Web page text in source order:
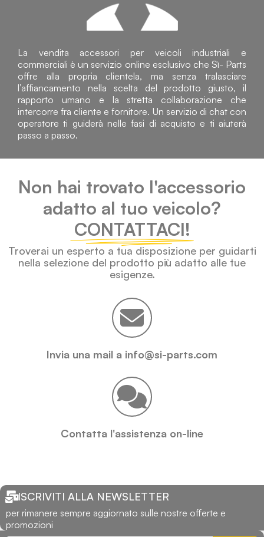
La vendita accessori per veicoli industriali e
commerciali è un servizio online esclusivo che Sì- Parts
offre alla propria clientela, ma senza tralasciare
l’affiancamento nella scelta del prodotto giusto, il
rapporto umano e la stretta collaborazione che
intercorre fra cliente e fornitore. Un servizio di chat con
operatore ti guiderà nelle fasi di acquisto e ti aiuterà
passo a passo.
Non hai trovato l'accessorio
adatto al tuo veicolo?
CONTATTACI!
Troverai un esperto a tua disposizione per guidarti
nella selezione del prodotto più adatto alle tue
esigenze.
Invia una mail a info@si-parts.com
Contatta l'assistenza on-line
ISCRIVITI ALLA NEWSLETTER
per rimanere sempre aggiornato sulle nostre offerte e
promozioni